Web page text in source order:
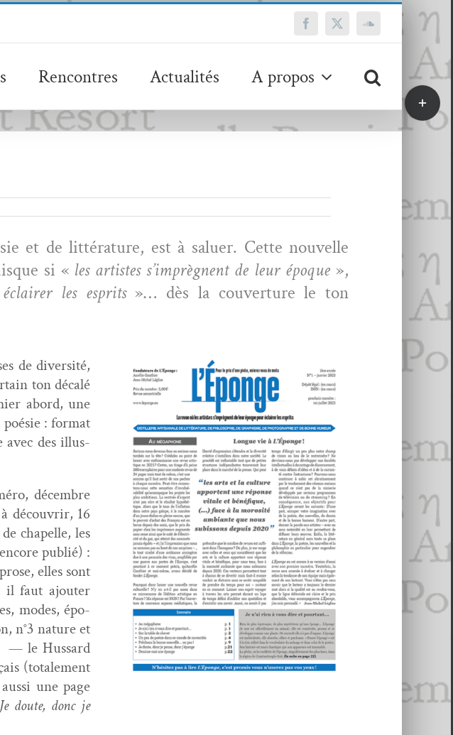
Facebook
X SoundCloud
Rencontres Actualités A propos
et de lit­téra­ture, est à saluer. Cette nou­velle
si « les artistes s’imprègnent de leur époque »,
éclair­er les esprits »… dès la cou­ver­ture le ton
de diver­sité,
ton décalé
abord, une
: for­mat
avec des illus­
décem­bre
décou­vrir, 16
chapelle, les
pub­lié) :
elles sont
il faut ajouter
modes, épo­
n°3 nature et
— le Hus­sard
(totale­ment
une page
Je doute, donc je
Bascule
de
la
barre